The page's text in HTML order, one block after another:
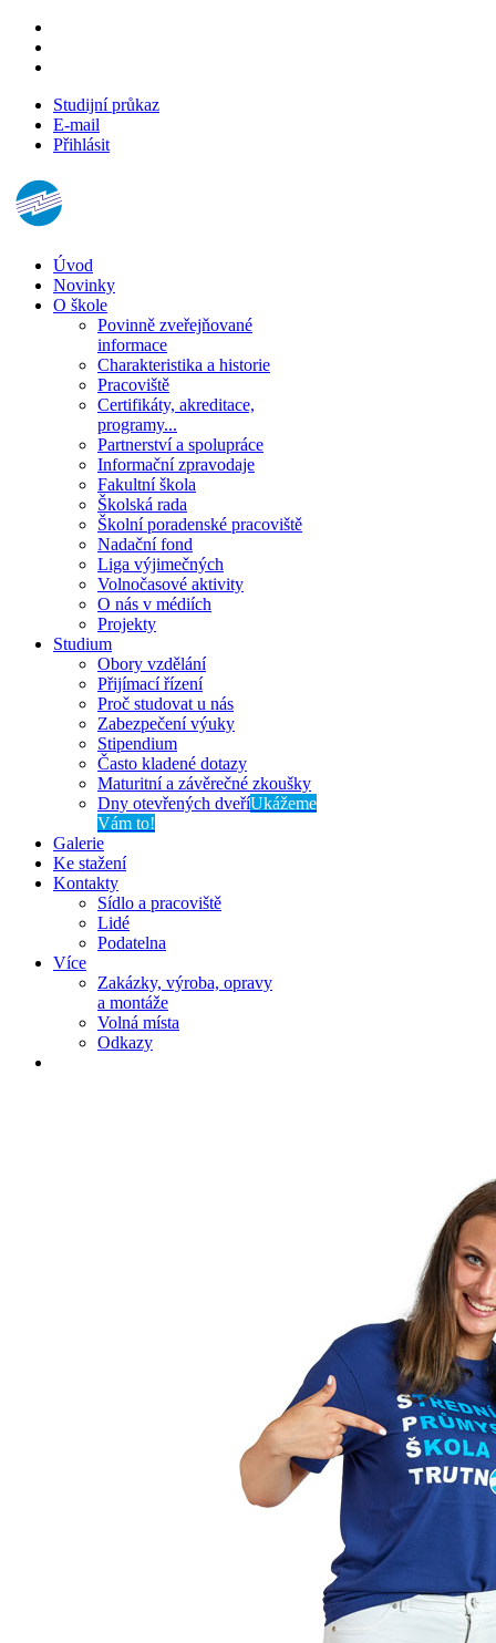
Studijní průkaz
E-mail
Přihlásit
Úvod
Novinky
O škole
Povinně zveřejňované
informace
Charakteristika a historie
Pracoviště
Certifikáty, akreditace,
programy...
Partnerství a spolupráce
Informační zpravodaje
Fakultní škola
Školská rada
Školní poradenské pracoviště
Nadační fond
Liga výjimečných
Volnočasové aktivity
O nás v médiích
Projekty
Studium
Obory vzdělání
Přijímací řízení
Proč studovat u nás
Zabezpečení výuky
Stipendium
Často kladené dotazy
Maturitní a závěrečné zkoušky
Dny otevřených dveříUkážeme
Vám to!
Galerie
Ke stažení
Kontakty
Sídlo a pracoviště
Lidé
Podatelna
Více
Zakázky, výroba, opravy
a montáže
Volná místa
Odkazy